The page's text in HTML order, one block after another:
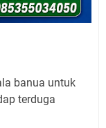
banua untuk
terduga